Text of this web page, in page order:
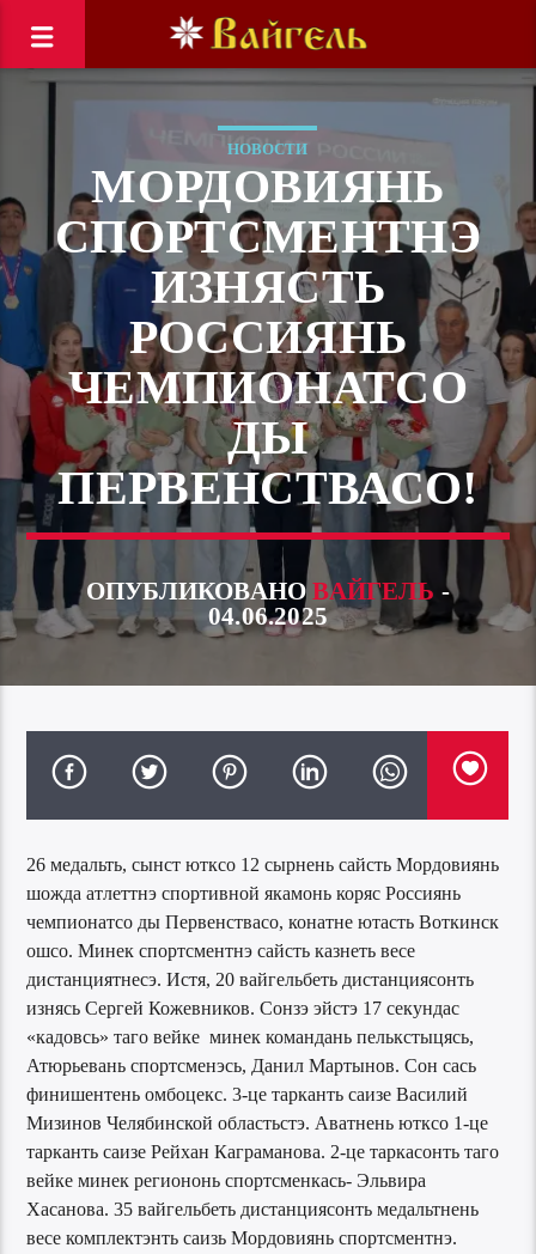
НОВОСТИ
МОРДОВИЯНЬ
СПОРТСМЕНТНЭ
ИЗНЯСТЬ
РОССИЯНЬ
ЧЕМПИОНАТСО
ДЫ
ПЕРВЕНСТВАСО!
ОПУБЛИКОВАНОВАЙГЕЛЬ -
04.06.2025
26 медальть, сынст ютксо 12 сырнень сайсть Мордовиянь
шожда атлеттнэ спортивной якамонь коряс Россиянь
чемпионатсо ды Первенствасо, конатне ютасть Воткинск
ошсо. Минек спортсментнэ сайсть казнеть весе
дистанциятнесэ. Истя, 20 вайгельбеть дистанциясонть
изнясь Сергей Кожевников. Сонзэ эйстэ 17 секундас
«кадовсь» таго вейке минек командань пелькстыцясь,
Атюрьевань спортсменэсь, Данил Мартынов. Сон сась
финишентень омбоцекс. 3-це тарканть саизе Василий
Мизинов Челябинской областьстэ. Аватнень ютксо 1-це
тарканть саизе Рейхан Каграманова. 2-це таркасонть таго
вейке минек региононь спортсменкась- Эльвира
Хасанова. 35 вайгельбеть дистанциясонть медальтнень
весе комплектэнть саизь Мордовиянь спортсментнэ.